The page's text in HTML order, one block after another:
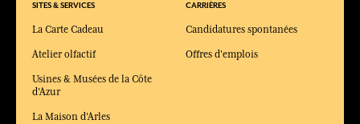
SITES & SERVICES
La Carte Cadeau
Atelier olfactif
Usines & Musées de la Côte
d'Azur
La Maison d'Arles
CARRIÈRES
Candidatures spontanées
Offres d'emplois